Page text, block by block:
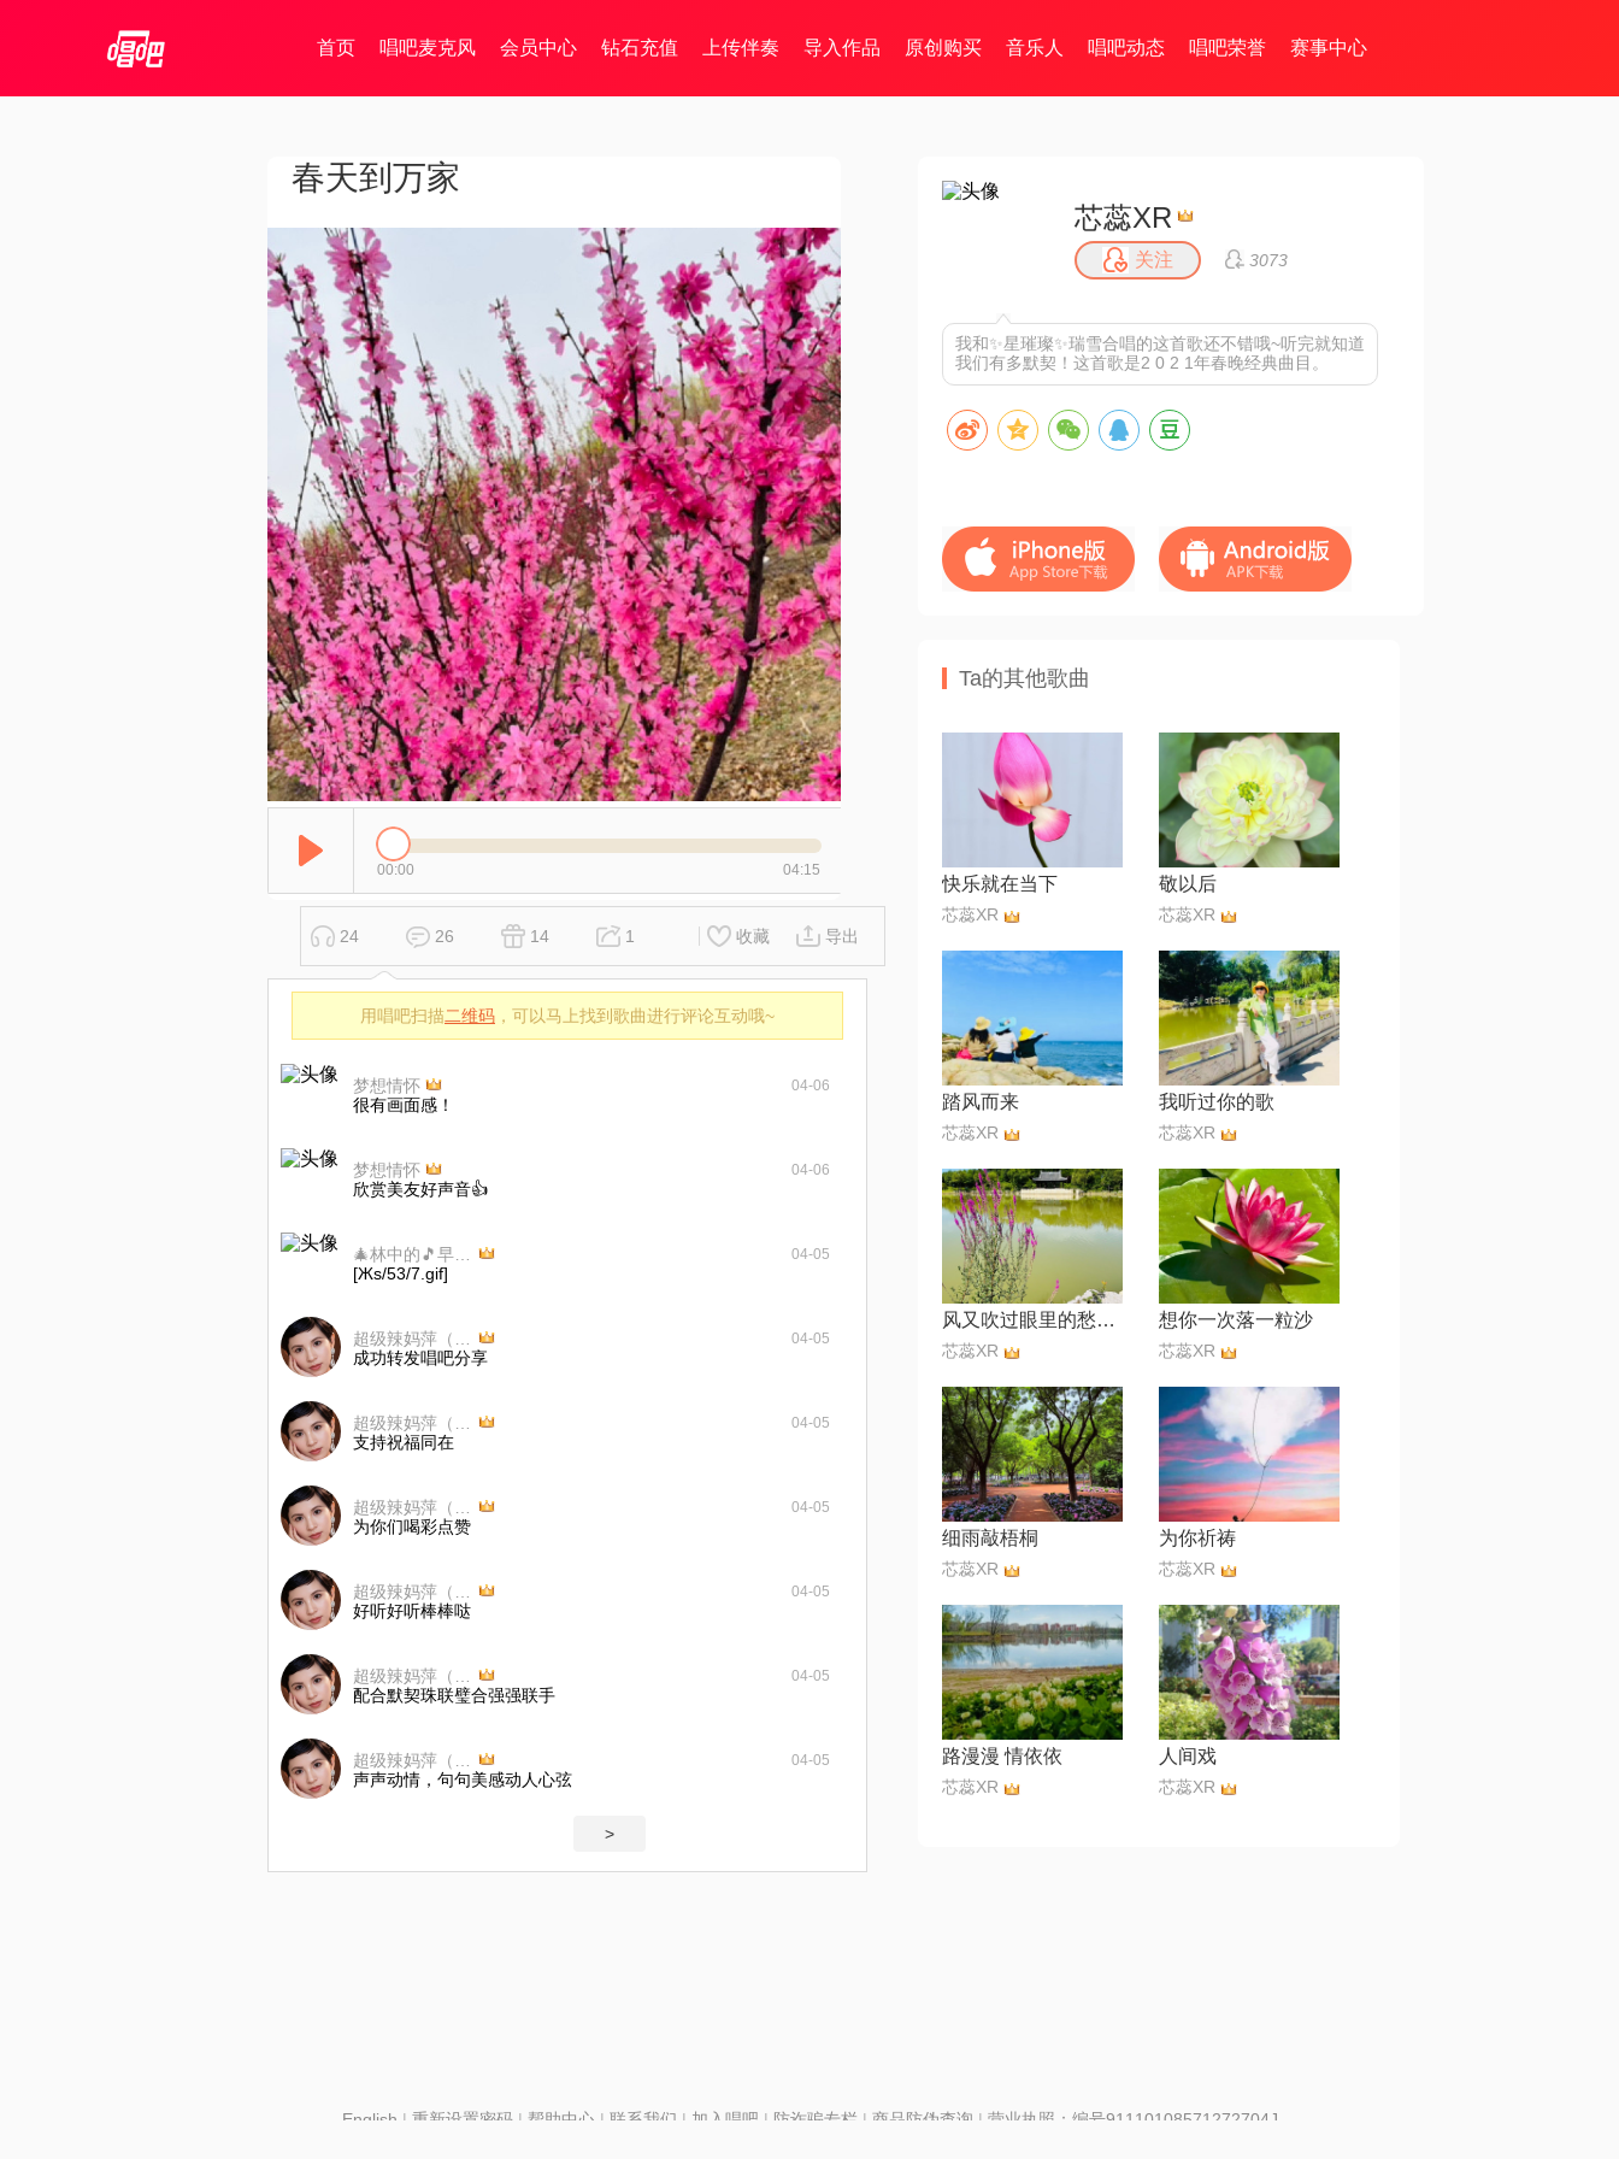
首页 唱吧麦克风 会员中心 钻石充值 上传伴奏 导入作品 原创购买 音乐人 唱吧动态 唱吧荣誉 赛事中心
春天到万家
00:00 04:15
24 26 14 1 收藏 导出
用唱吧扫描二维码 ，可以马上找到歌曲进行评论互动哦~
梦想情怀 04-06
很有画面感！
梦想情怀 04-06
欣赏美友好声音👍
04-05
[Жs/53/7.gif]
04-05
成功转发唱吧分享
04-05
支持祝福同在
04-05
为你们喝彩点赞
04-05
好听好听棒棒哒
04-05
配合默契珠联璧合强强联手
04-05
声声动情，句句美感动人心弦
>
芯蕊XR
关注 3073
我和✨星璀璨✨瑞雪合唱的这首歌还不错哦~听完就知道
我们有多默契！这首歌是2 0 2 1年春晚经典曲目。
Ta的其他歌曲
快乐就在当下
芯蕊XR
敬以后
芯蕊XR
踏风而来
芯蕊XR
我听过你的歌
芯蕊XR
风又吹过眼里的愁【女版】
芯蕊XR
想你一次落一粒沙
芯蕊XR
细雨敲梧桐
芯蕊XR
为你祈祷
芯蕊XR
路漫漫 情依依
芯蕊XR
人间戏
芯蕊XR
English | 重新设置密码| 帮助中心 | 联系我们 | 加入唱吧 | 防诈骗专栏 | 商品防伪查询 | 营业执照：编号91110108571272704J